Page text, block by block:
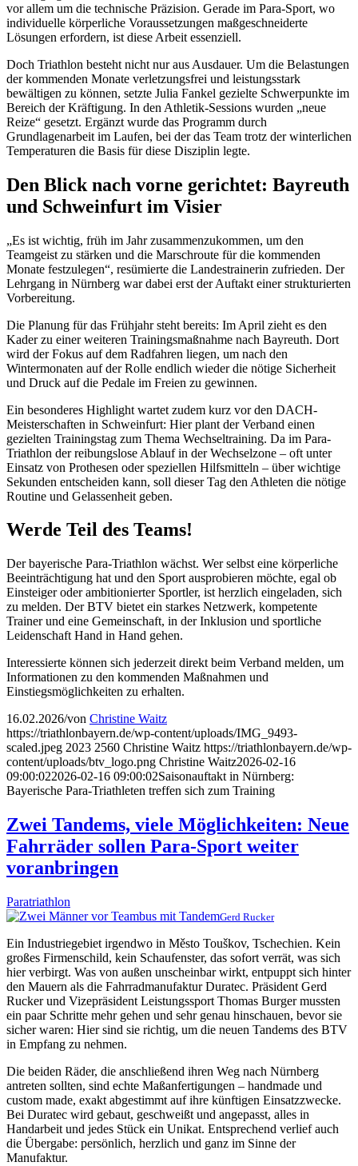
vor allem um die technische Präzision. Gerade im Para-Sport, wo
individuelle körperliche Voraussetzungen maßgeschneiderte
Lösungen erfordern, ist diese Arbeit essenziell.
Doch Triathlon besteht nicht nur aus Ausdauer. Um die Belastungen
der kommenden Monate verletzungsfrei und leistungsstark
bewältigen zu können, setzte Julia Fankel gezielte Schwerpunkte im
Bereich der Kräftigung. In den Athletik-Sessions wurden „neue
Reize“ gesetzt. Ergänzt wurde das Programm durch
Grundlagenarbeit im Laufen, bei der das Team trotz der winterlichen
Temperaturen die Basis für diese Disziplin legte.
Den Blick nach vorne gerichtet: Bayreuth
und Schweinfurt im Visier
„Es ist wichtig, früh im Jahr zusammenzukommen, um den
Teamgeist zu stärken und die Marschroute für die kommenden
Monate festzulegen“, resümierte die Landestrainerin zufrieden. Der
Lehrgang in Nürnberg war dabei erst der Auftakt einer strukturierten
Vorbereitung.
Die Planung für das Frühjahr steht bereits: Im April zieht es den
Kader zu einer weiteren Trainingsmaßnahme nach Bayreuth. Dort
wird der Fokus auf dem Radfahren liegen, um nach den
Wintermonaten auf der Rolle endlich wieder die nötige Sicherheit
und Druck auf die Pedale im Freien zu gewinnen.
Ein besonderes Highlight wartet zudem kurz vor den DACH-
Meisterschaften in Schweinfurt: Hier plant der Verband einen
gezielten Trainingstag zum Thema Wechseltraining. Da im Para-
Triathlon der reibungslose Ablauf in der Wechselzone – oft unter
Einsatz von Prothesen oder speziellen Hilfsmitteln – über wichtige
Sekunden entscheiden kann, soll dieser Tag den Athleten die nötige
Routine und Gelassenheit geben.
Werde Teil des Teams!
Der bayerische Para-Triathlon wächst. Wer selbst eine körperliche
Beeinträchtigung hat und den Sport ausprobieren möchte, egal ob
Einsteiger oder ambitionierter Sportler, ist herzlich eingeladen, sich
zu melden. Der BTV bietet ein starkes Netzwerk, kompetente
Trainer und eine Gemeinschaft, in der Inklusion und sportliche
Leidenschaft Hand in Hand gehen.
Interessierte können sich jederzeit direkt beim Verband melden, um
Informationen zu den kommenden Maßnahmen und
Einstiegsmöglichkeiten zu erhalten.
16.02.2026/von Christine Waitz
https://triathlonbayern.de/wp-content/uploads/IMG_9493-
scaled.jpeg 2023 2560 Christine Waitz https://triathlonbayern.de/wp-
content/uploads/btv_logo.png Christine Waitz2026-02-16
09:00:022026-02-16 09:00:02Saisonauftakt in Nürnberg:
Bayerische Para-Triathleten treffen sich zum Training
Zwei Tandems, viele Möglichkeiten: Neue
Fahrräder sollen Para-Sport weiter
voranbringen
Paratriathlon
Gerd Rucker
Ein Industriegebiet irgendwo in Město Touškov, Tschechien. Kein
großes Firmenschild, kein Schaufenster, das sofort verrät, was sich
hier verbirgt. Was von außen unscheinbar wirkt, entpuppt sich hinter
den Mauern als die Fahrradmanufaktur Duratec. Präsident Gerd
Rucker und Vizepräsident Leistungssport Thomas Burger mussten
ein paar Schritte mehr gehen und sehr genau hinschauen, bevor sie
sicher waren: Hier sind sie richtig, um die neuen Tandems des BTV
in Empfang zu nehmen.
Die beiden Räder, die anschließend ihren Weg nach Nürnberg
antreten sollten, sind echte Maßanfertigungen – handmade und
custom made, exakt abgestimmt auf ihre künftigen Einsatzzwecke.
Bei Duratec wird gebaut, geschweißt und angepasst, alles in
Handarbeit und jedes Stück ein Unikat. Entsprechend verlief auch
die Übergabe: persönlich, herzlich und ganz im Sinne der
Manufaktur.